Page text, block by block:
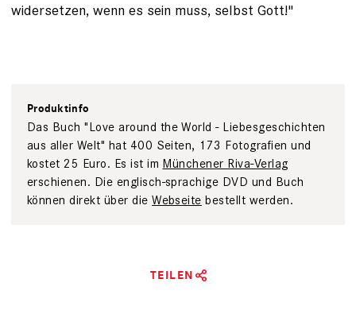
widersetzen, wenn es sein muss, selbst Gott!"
Produktinfo
Das Buch "Love around the World - Liebesgeschichten
aus aller Welt" hat 400 Seiten, 173 Fotografien und
kostet 25 Euro. Es ist im Münchener Riva-Verlag
erschienen. Die englisch-sprachige DVD und Buch
können direkt über dieWebseite bestellt werden.
TEILEN